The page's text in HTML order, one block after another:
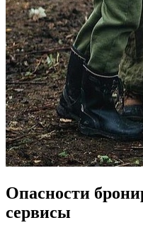
Опасности
сервисы